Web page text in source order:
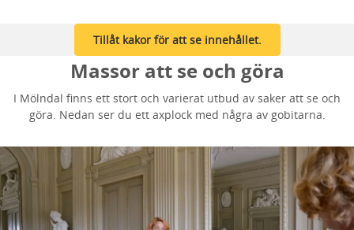
Tillåt kakor för att se innehållet.
Massor att se och göra
I Mölndal finns ett stort och varierat utbud av saker att se och
göra. Nedan ser du ett axplock med några av gobitarna.